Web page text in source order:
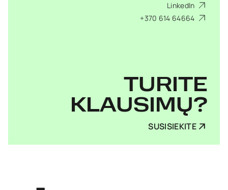
LinkedIn
+370 614 64664
TURITE
KLAUSIMŲ?
SUSISIEKITE